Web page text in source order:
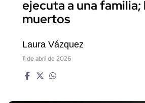
ejecuta a una familia;
muertos
Laura Vázquez
11 de abril de 2026